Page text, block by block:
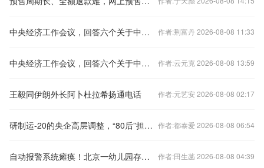
中央经济工作会议，回答六个关于中国经济的重要问题 作者:荆富丹 2026-08-08 11:33
中央经济工作会议，回答六个关于中国经济的重要问题 作者:云元克 2026-08-08 13:59
王毅同伊朗外长阿卜杜拉希扬通电话 作者:元艺安 2026-08-08 02:17
研制运-20的央企高层调整，“80后”担任总经理 作者:都泰爱 2026-08-08 06:54
自动报警系统瘫痪！北京一幼儿园存重大火灾隐患 作者:田生菡 2026-08-08 04:39